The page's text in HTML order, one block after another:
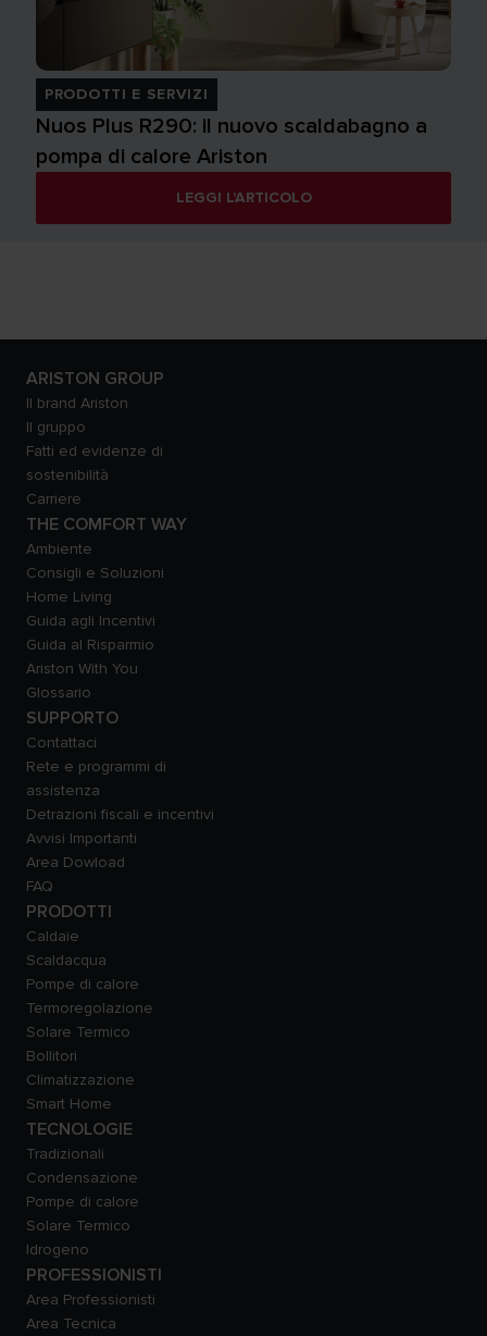
PRODOTTI E SERVIZI
Nuos Plus R290: il nuovo scaldabagno a
pompa di calore Ariston
LEGGI L'ARTICOLO
ARISTON GROUP
Il brand Ariston
Il gruppo
Fatti ed evidenze di
sostenibilità
Carriere
THE COMFORT WAY
Ambiente
Consigli e Soluzioni
Home Living
Guida agli Incentivi
Guida al Risparmio
Ariston With You
Glossario
SUPPORTO
Contattaci
Rete e programmi di
assistenza
Detrazioni fiscali e incentivi
Avvisi Importanti
Area Dowload
FAQ
PRODOTTI
Caldaie
Scaldacqua
Pompe di calore
Termoregolazione
Solare Termico
Bollitori
Climatizzazione
Smart Home
TECNOLOGIE
Tradizionali
Condensazione
Pompe di calore
Solare Termico
Idrogeno
PROFESSIONISTI
Area Professionisti
Area Tecnica